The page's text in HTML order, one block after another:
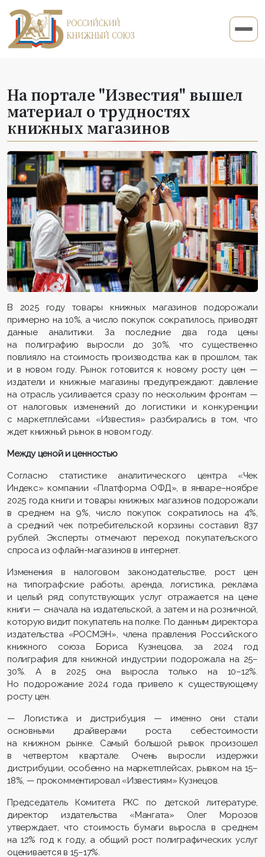
На портале "Известия" вышел
материал о трудностях
книжных магазинов
В 2025 году товары книжных магазинов подорожали
примерно на 10%, а число покупок сократилось, приводят
данные аналитики. За последние два года цены
на полиграфию выросли до 30%, что существенно
повлияло на стоимость производства как в прошлом, так
и в новом году. Рынок готовится к новому росту цен —
издатели и книжные магазины предупреждают: давление
на отрасль усиливается сразу по нескольким фронтам —
от налоговых изменений до логистики и конкуренции
с маркетплейсами. «Известия» разбирались в том, что
ждет книжный рынок в новом году.
Между ценой и ценностью
Согласно статистике аналитического центра «Чек
Индекс» компании «Платформа ОФД», в январе–ноябре
2025 года книги и товары книжных магазинов подорожали
в среднем на 9%, число покупок сократилось на 4%,
а средний чек потребительской корзины составил 837
рублей. Эксперты отмечают переход покупательского
спроса из офлайн-магазинов в интернет.
Изменения в налоговом законодательстве, рост цен
на типографские работы, аренда, логистика, реклама
и целый ряд сопутствующих услуг отражается на цене
книги — сначала на издательской, а затем и на розничной,
которую видит покупатель на полке. По данным директора
издательства «РОСМЭН», члена правления Российского
книжного союза Бориса Кузнецова, за 2024 год
полиграфия для книжной индустрии подорожала на 25–
30%. А в 2025 она выросла только на 10–12%.
Но подорожание 2024 года привело к существующему
росту цен.
— Логистика и дистрибуция — именно они стали
основными драйверами роста себестоимости
на книжном рынке. Самый большой рывок произошел
в четвертом квартале. Очень выросли издержки
дистрибуции, особенно на маркетплейсах, рывком на 15–
18%, — прокомментировал «Известиям» Кузнецов.
Председатель Комитета РКС по детской литературе,
директор издательства «Мангата» Олег Морозов
утверждает, что стоимость бумаги выросла в среднем
на 12% год к году, а общий рост полиграфических услуг
оценивается в 15–17%.